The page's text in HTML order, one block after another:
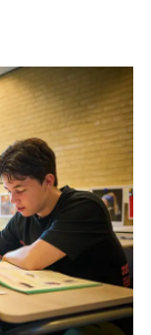
opdrachten in hun